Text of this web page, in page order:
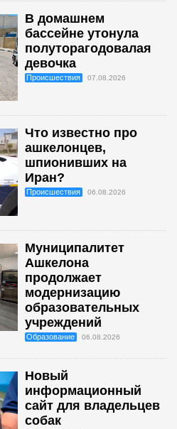
В домашнем
бассейне утонула
полуторагодовалая
девочка
Происшествия 07.08.2026
Что известно про
ашкелонцев,
шпионивших на
Иран?
Происшествия 06.08.2026
Муниципалитет
Ашкелона
продолжает
модернизацию
образовательных
учреждений
Образование 06.08.2026
Новый
информационный
сайт для владельцев
собак